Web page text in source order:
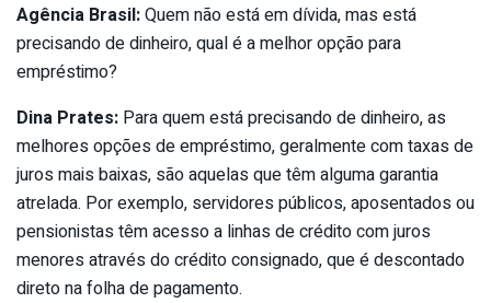
Agência Brasil:Quem não está em dívida, mas está
precisando de dinheiro, qual é a melhor opção para
empréstimo?
Dina Prates: Para quem está precisando de dinheiro, as
melhores opções de empréstimo, geralmente com taxas de
juros mais baixas, são aquelas que têm alguma garantia
atrelada. Por exemplo, servidores públicos, aposentados ou
pensionistas têm acesso a linhas de crédito com juros
menores através do crédito consignado, que é descontado
direto na folha de pagamento.